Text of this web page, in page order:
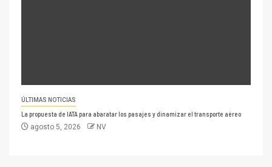
ÚLTIMAS NOTICIAS
La propuesta de IATA para abaratar los pasajes y dinamizar el transporte aéreo
agosto 5, 2026 NV